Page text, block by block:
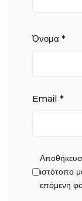
Όνομα *
Email *
ιστότοπο
επόμενη